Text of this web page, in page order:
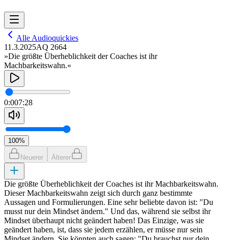
Alle Audioquickies
11.3.2025AQ 2664
»Die größte Überheblichkeit der Coaches ist ihr
Machbarkeitswahn.«
0:007:28
100%
Neuerer Älterer
Die größte Überheblichkeit der Coaches ist ihr Machbarkeitswahn.
Dieser Machbarkeitswahn zeigt sich durch ganz bestimmte
Aussagen und Formulierungen. Eine sehr beliebte davon ist: "Du
musst nur dein Mindset ändern." Und das, während sie selbst ihr
Mindset überhaupt nicht geändert haben! Das Einzige, was sie
geändert haben, ist, dass sie jedem erzählen, er müsse nur sein